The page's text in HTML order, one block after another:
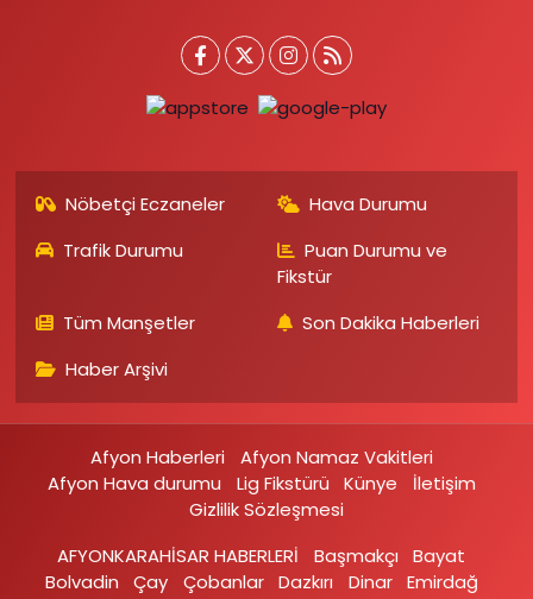
Nöbetçi Eczaneler
Hava Durumu
Trafik Durumu
Puan Durumu ve
Fikstür
Tüm Manşetler
Son Dakika Haberleri
Haber Arşivi
Afyon Haberleri
Afyon Namaz Vakitleri
Afyon Hava durumu
Lig Fikstürü Künye
İletişim
Gizlilik Sözleşmesi
AFYONKARAHİSAR HABERLERİ
Başmakçı
Bayat
Bolvadin
Çay Çobanlar Dazkırı Dinar Emirdağ‎